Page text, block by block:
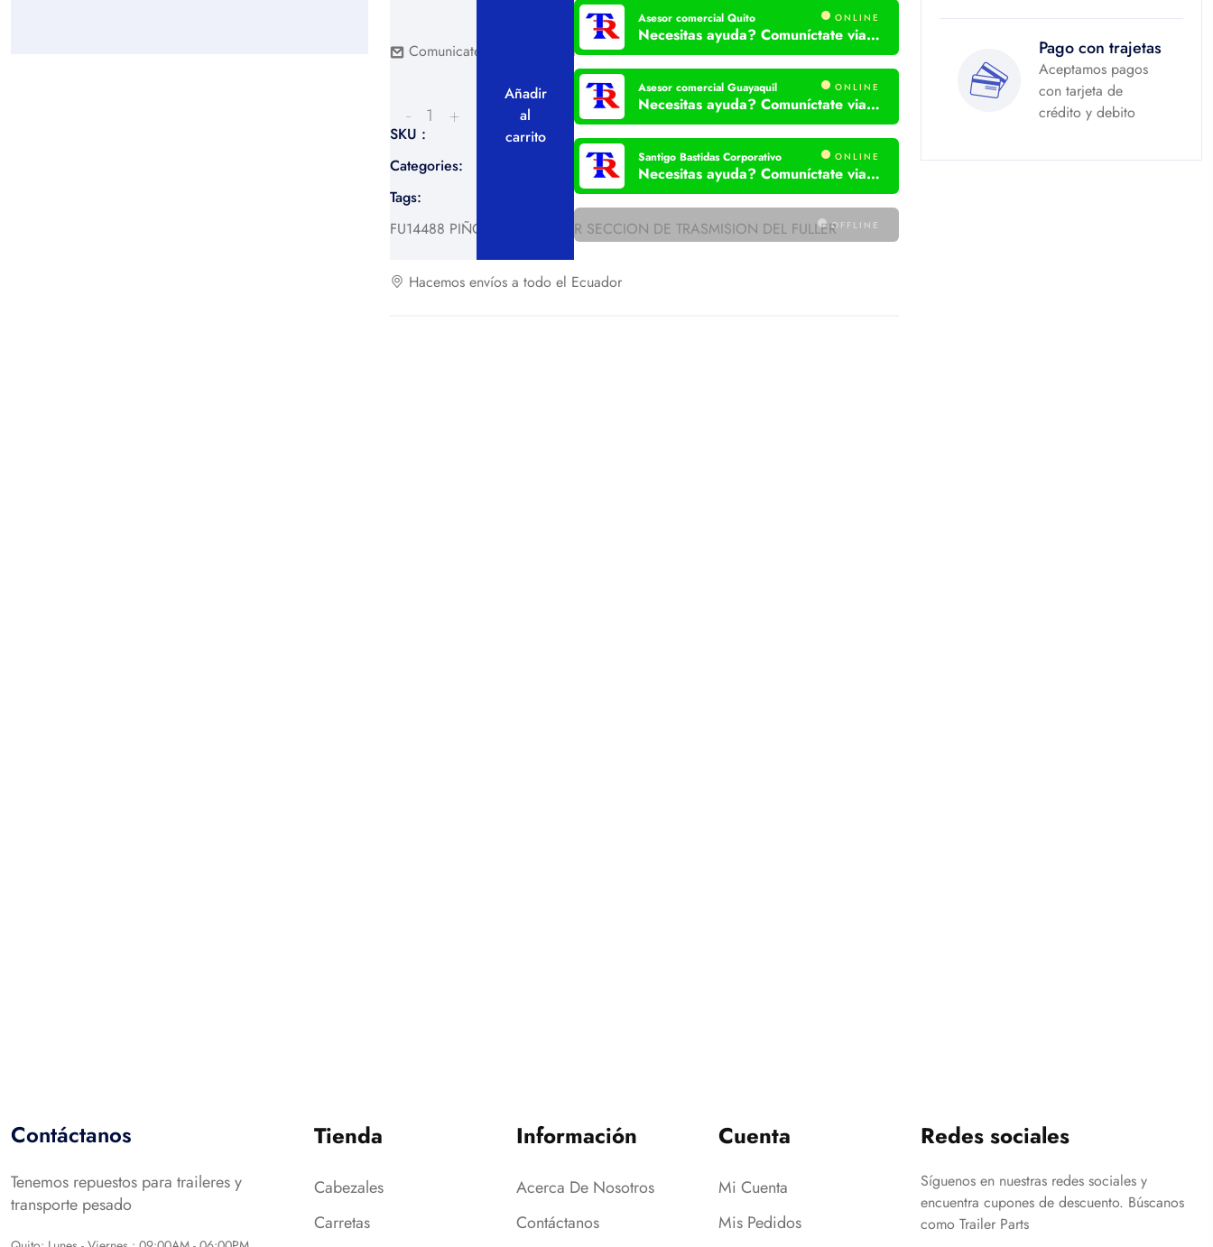
Añadir
al
carrito
Asesor comercial Quito ONLINE
Necesitas ayuda? Comuníctate via WhatsApp
Asesor comercial Guayaquil ONLINE
Necesitas ayuda? Comuníctate via WhatsApp
Santigo Bastidas Corporativo ONLINE
Necesitas ayuda? Comuníctate via WhatsApp
OFFLINE
Comunicate Con Un Asesor
SKU :
FU14488
Categories:
Productos de oferta,Sistema de trasmición
Tags:
FU14488 PIÑON CAJA FULLER SECCION DE TRASMISION DEL FULLER
Hacemos envíos a todo el Ecuador
Pago con trajetas
Aceptamos pagos
con tarjeta de
crédito y debito
Contáctanos
Tenemos repuestos para traileres y
transporte pesado
Tienda
Cabezales
Carretas
Información
Acerca De Nosotros
Contáctanos
Cuenta
Mi Cuenta
Mis Pedidos
Redes sociales
Síguenos en nuestras redes sociales y
encuentra cupones de descuento. Búscanos
como Trailer Parts